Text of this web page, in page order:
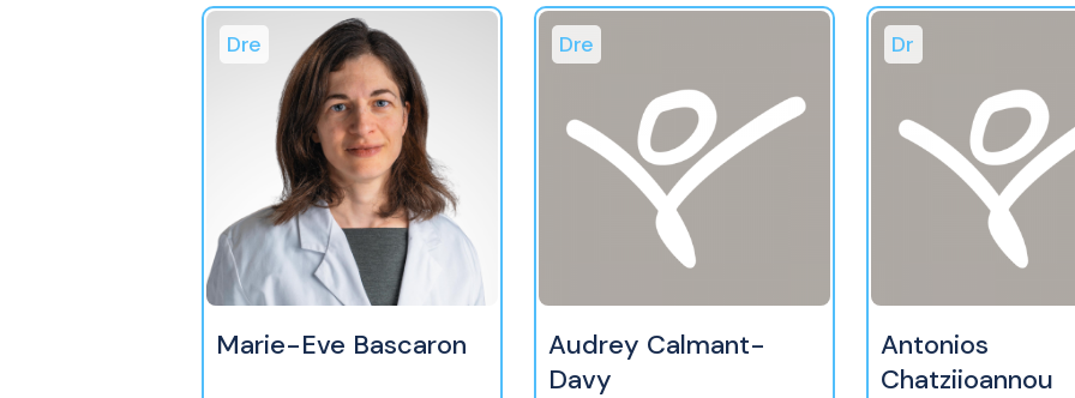
Dre
Marie-Eve Bascaron
Dre
Audrey Calmant-
Davy
Dr
Antonios
Chatziioannou